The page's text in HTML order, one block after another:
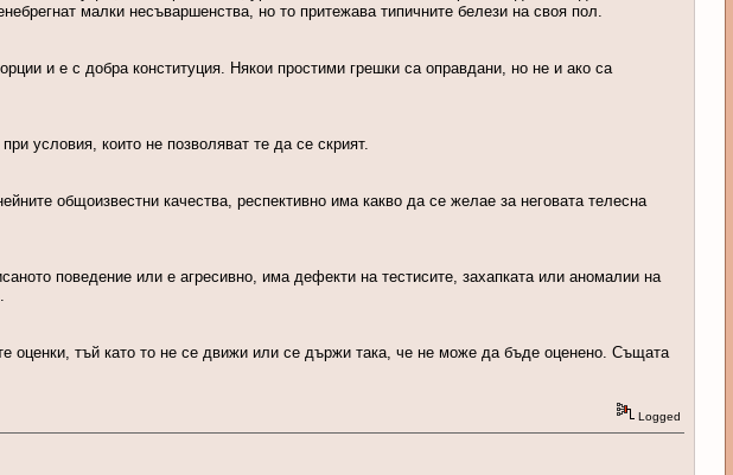
малки несъваршенства, но то притежава типичните белези на своя пол.
и е с добра конституция. Някои простими грешки са оправдани, но не и ако са
условия, които не позволяват те да се скрият.
общоизвестни качества, респективно има какво да се желае за неговата телесна
поведение или е агресивно, има дефекти на тестисите, захапката или аномалии на
оценки, тъй като то не се движи или се държи така, че не може да бъде оценено. Същата
Logged